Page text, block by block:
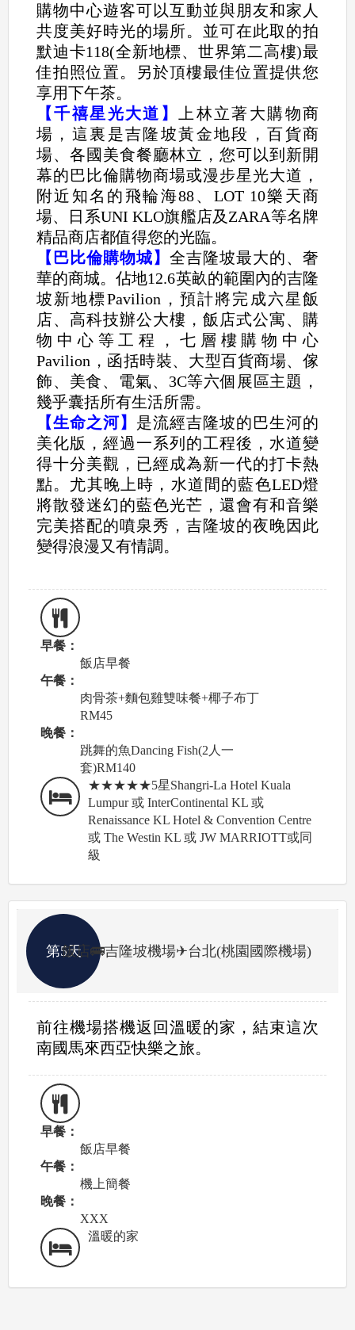
購物中心遊客可以互動並與朋友和家人
共度美好時光的場所。並可在此取的拍
默迪卡118(全新地標、世界第二高樓)最
佳拍照位置。另於頂樓最佳位置提供您
享用下午茶。
【千禧星光大道】
上林立著大購物商
場，這裏是吉隆坡黃金地段，百貨商
場、各國美食餐廳林立，您可以到新開
幕的巴比倫購物商場或漫步星光大道，
附近知名的飛輪海88、LOT 10樂天商
場、日系UNI KLO旗艦店及ZARA等名牌
精品商店都值得您的光臨。
【巴比倫購物城】 全吉隆坡最大的、奢
華的商城。佔地12.6英畝的範圍內的吉隆
坡新地標Pavilion，預計將完成六星飯
店、高科技辦公大樓，飯店式公寓、購
物中心等工程，七層樓購物中心
Pavilion，函括時裝、大型百貨商場、傢
飾、美食、電氣、3C等六個展區主題，
幾乎囊括所有生活所需。
【生命之河】 是流經吉隆坡的巴生河的
美化版，經過一系列的工程後，水道變
得十分美觀，已經成為新一代的打卡熱
點。尤其晚上時，水道間的藍色LED燈
將散發迷幻的藍色光芒，還會有和音樂
完美搭配的噴泉秀，吉隆坡的夜晚因此
變得浪漫又有情調。
早餐：
飯店早餐
午餐：
肉骨茶+麵包雞雙味餐+椰子布丁
RM45
晚餐：
跳舞的魚Dancing Fish(2人一
套)RM140
★★★★★5星Shangri-La Hotel Kuala
Lumpur 或 InterContinental KL 或
Renaissance KL Hotel & Convention Centre
或 The Westin KL 或 JW MARRIOTT或同
級
第5天
飯店🚌吉隆坡機場✈台北(桃園國際機場)
前往機場搭機返回溫暖的家，結束這次
南國馬來西亞快樂之旅。
早餐：
飯店早餐
午餐：
機上簡餐
晚餐：
XXX
溫暖的家